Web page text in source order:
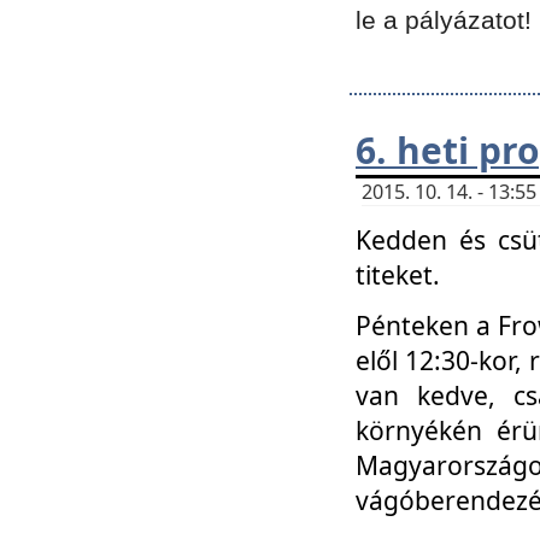
le a pályázatot!
6. heti
2015. 10. 14. -
Kedden és
titeket.
Pénteken a
elől 12:30-kor,
van kedve,
környékén